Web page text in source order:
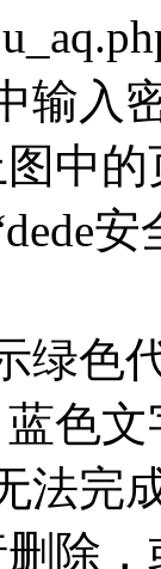
输入
中的
绿色
色
法完
除